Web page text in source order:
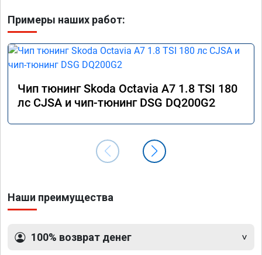
Примеры наших работ:
Чип тюнинг Skoda Octavia A7 1.8 TSI 180
лс CJSA и чип-тюнинг DSG DQ200G2
Наши преимущества
100% возврат денег